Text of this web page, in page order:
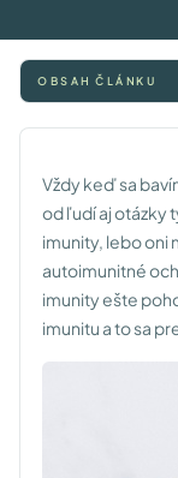
OBSAH ČLÁNKU
Vždy keď sa
od ľudí aj otázky
imunity, lebo oni
autoimunitné
imunity ešte
imunitu a to sa